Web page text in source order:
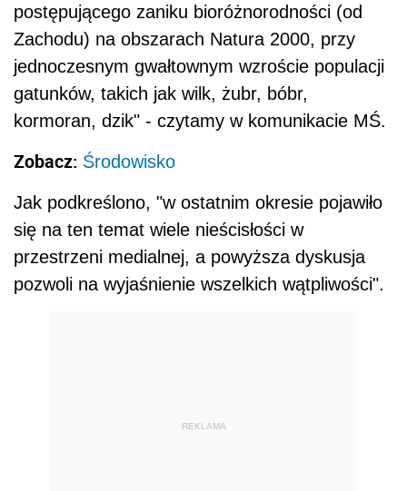
postępującego zaniku bioróżnorodności (od
Zachodu) na obszarach Natura 2000, przy
jednoczesnym gwałtownym wzroście populacji
gatunków, takich jak wilk, żubr, bóbr,
kormoran, dzik" - czytamy w komunikacie MŚ.
Zobacz: Środowisko
Jak podkreślono, "w ostatnim okresie pojawiło
się na ten temat wiele nieścisłości w
przestrzeni medialnej, a powyższa dyskusja
pozwoli na wyjaśnienie wszelkich wątpliwości".
REKLAMA